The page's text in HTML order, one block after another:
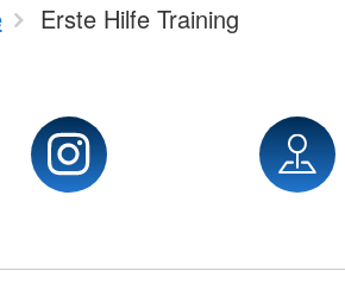
Erste Hilfe Training